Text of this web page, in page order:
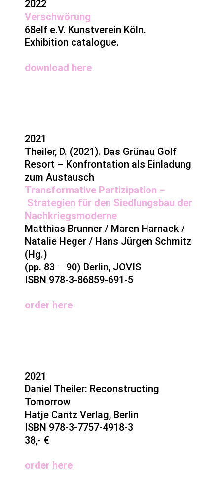
2022
Verschwörung
68elf e.V. Kunstverein Köln.
Exhibition catalogue.
download here
2021
Theiler, D. (2021). Das Grünau Golf
Resort – Konfrontation als Einladung
zum Austausch
Transformative Partizipation –
Strategien für den Siedlungsbau der
Nachkriegsmoderne
Matthias Brunner / Maren Harnack /
Natalie Heger / Hans Jürgen Schmitz
(Hg.)
(pp. 83 – 90) Berlin, JOVIS
ISBN 978-3-86859-691-5
order here
2021
Daniel Theiler: Reconstructing
Tomorrow
Hatje Cantz Verlag, Berlin
ISBN 978-3-7757-4918-3
38,- €
order here